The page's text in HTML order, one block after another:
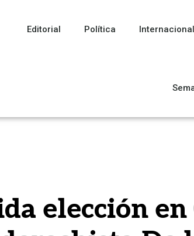
Editorial Política Internacional
elección